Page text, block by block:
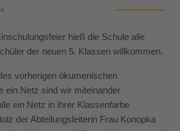
hieß die Schule alle
der neuen 5. Klassen willkommen.
vorherigen ökumenischen
ein Netz sind wir miteinander
ein Netz in ihrer Klassenfarbe
der Abteilungsleiterin Frau Konopka